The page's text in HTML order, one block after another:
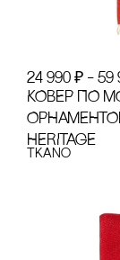
24 990 ₽ – 59
КОВЕР ПО
HERITAGE
Tkano